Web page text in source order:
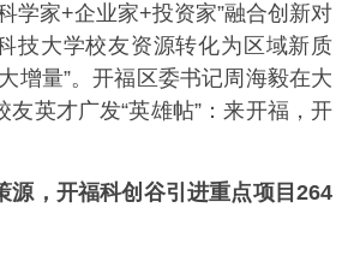
学家+企业家+投资家”融合创新对
技大学校友资源转化为区域新质
增量”。开福区委书记周海毅在大
友英才广发“英雄帖”：来开福，开
源，开福科创谷引进重点项目264